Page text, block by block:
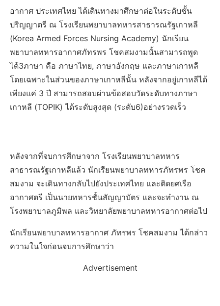
อากาศ ประเทศไทย ได้เดินทางมาศึกษาต่อในระดับชั้น
ปริญญาตรี ณ โรงเรียนพยาบาลทหารสาธารณรัฐเกาหลี
(Korea Armed Forces Nursing Academy) นักเรียน
พยาบาลทหารอากาศภัทรพร โชคสมงามนั้นสามารถพูด
ได้3ภาษา คือ ภาษาไทย, ภาษาอังกฤษ และภาษาเกาหลี
โดยเฉพาะในส่วนของภาษาเกาหลีนั้น หลังจากอยู่เกาหลีได้
เพียงแค่ 3 ปี สามารถสอบผ่านข้อสอบวัดระดับทางภาษา
เกาหลี (TOPIK) ได้ระดับสูงสุด (ระดับ6)อย่างรวดเร็ว
หลังจากที่จบการศึกษาจาก โรงเรียนพยาบาลทหาร
สาธารณรัฐเกาหลีแล้ว นักเรียนพยาบาลทหารภัทรพร โชค
สมงาม จะเดินทางกลับไปยังประเทศไทย และติดยศเรือ
อากาศตรี เป็นนายทหารชั้นสัญญาบัตร และจะทำงาน ณ
โรงพยาบาลภูมิพล และวิทยาลัยพยาบาลทหารอากาศต่อไป
นักเรียนพยาบาลทหารอากาศ ภัทรพร โชคสมงาม ได้กล่าว
ความในใจก่อนจบการศึกษาว่า
Advertisement